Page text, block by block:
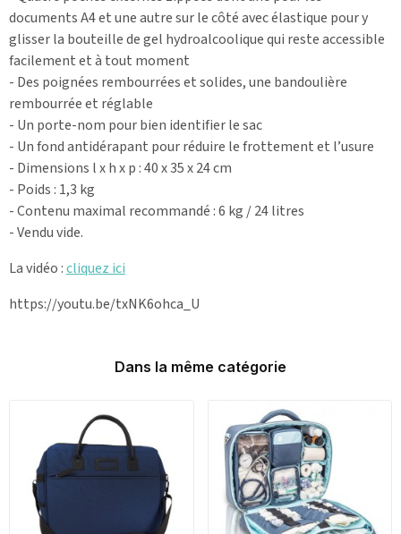
documents A4 et une autre sur le côté avec élastique pour y
glisser la bouteille de gel hydroalcoolique qui reste accessible
facilement et à tout moment
- Des poignées rembourrées et solides, une bandoulière
rembourrée et réglable
- Un porte-nom pour bien identifier le sac
- Un fond antidérapant pour réduire le frottement et l’usure
- Dimensions l x h x p : 40 x 35 x 24 cm
- Poids : 1,3 kg
- Contenu maximal recommandé : 6 kg / 24 litres
- Vendu vide.
La vidéo :cliquez ici
https://youtu.be/txNK6ohca_U
Dans la même catégorie